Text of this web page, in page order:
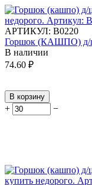
АРТИКУЛ: В0220
Горшок (КАШПО) д/
В наличии
74.60 ₽
В корзину
+ −